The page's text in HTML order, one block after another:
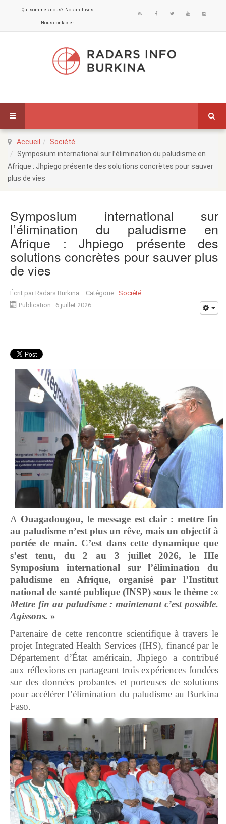
Qui sommes-nous? Nos archives
Nous contacter
Accueil
Société
Symposium international sur l’élimination du paludisme en
Afrique : Jhpiego présente des solutions concrètes pour sauver
plus de vies
Symposium international sur
l’élimination du paludisme en
Afrique : Jhpiego présente des
solutions concrètes pour sauver plus
de vies
Écrit par Radars Burkina Catégorie : Société
Publication : 6 juillet 2026
A Ouagadougou, le message est clair : mettre fin
au paludisme n’est plus un rêve, mais un objectif à
portée de main. C’est dans cette dynamique que
s’est tenu, du 2 au 3 juillet 2026, le IIIe
Symposium international sur l’élimination du
paludisme en Afrique, organisé par l’Institut
national de santé publique (INSP) sous le thème :«
Mettre fin au paludisme : maintenant c’est possible.
Agissons. »
Partenaire de cette rencontre scientifique à travers le
projet Integrated Health Services (IHS), financé par le
Département d’État américain, Jhpiego a contribué
aux réflexions en partageant trois expériences fondées
sur des données probantes et porteuses de solutions
pour accélérer l’élimination du paludisme au Burkina
Faso.